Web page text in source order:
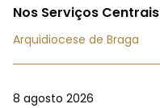
Nos Serviços Centrais
Arquidiocese de Braga
8 agosto 2026